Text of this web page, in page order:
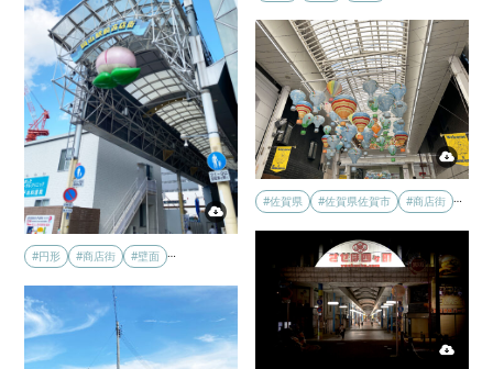
#円形 #商店街 #壁面 …
#佐賀県 #佐賀県佐賀市 #商店街 …